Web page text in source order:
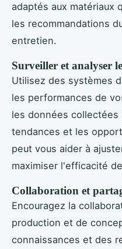
adaptés aux matériaux
les recommandations
entretien.
Surveiller et analyser
Utilisez des systèmes
les performances de
les données
tendances et les
peut vous aider à
maximiser l'efficacité
Collaboration et
Encouragez la
production et de
connaissances et des